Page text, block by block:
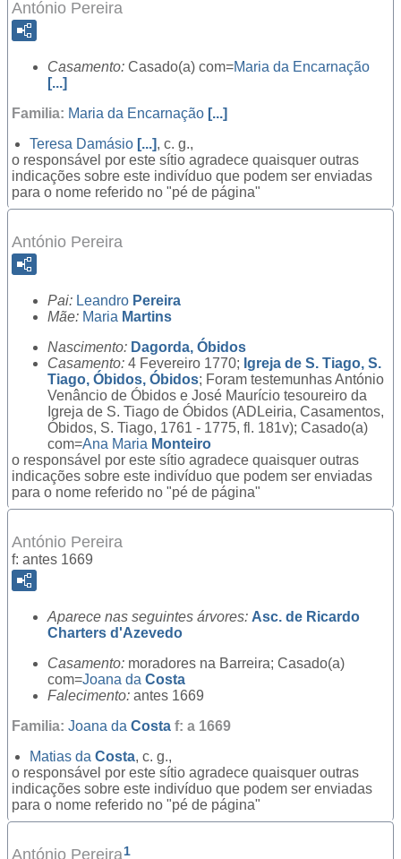
António Pereira
Casamento: Casado(a) com=Maria da Encarnação
[...]
Familia: Maria da Encarnação [...]
Teresa Damásio [...], c. g.,
o responsável por este sítio agradece quaisquer outras
indicações sobre este indivíduo que podem ser enviadas
para o nome referido no "pé de página"
António Pereira
Pai: Leandro Pereira
Mãe: Maria Martins
Nascimento: Dagorda, Óbidos
Casamento: 4 Fevereiro 1770; Igreja de S. Tiago, S.
Tiago, Óbidos, Óbidos; Foram testemunhas António
Venâncio de Óbidos e José Maurício tesoureiro da
Igreja de S. Tiago de Óbidos (ADLeiria, Casamentos,
Óbidos, S. Tiago, 1761 - 1775, fl. 181v); Casado(a)
com=Ana Maria Monteiro
o responsável por este sítio agradece quaisquer outras
indicações sobre este indivíduo que podem ser enviadas
para o nome referido no "pé de página"
António Pereira
f: antes 1669
Aparece nas seguintes árvores: Asc. de Ricardo
Charters d'Azevedo
Casamento: moradores na Barreira; Casado(a)
com=Joana da Costa
Falecimento: antes 1669
Familia: Joana da Costa f: a 1669
Matias da Costa, c. g.,
o responsável por este sítio agradece quaisquer outras
indicações sobre este indivíduo que podem ser enviadas
para o nome referido no "pé de página"
António Pereira1